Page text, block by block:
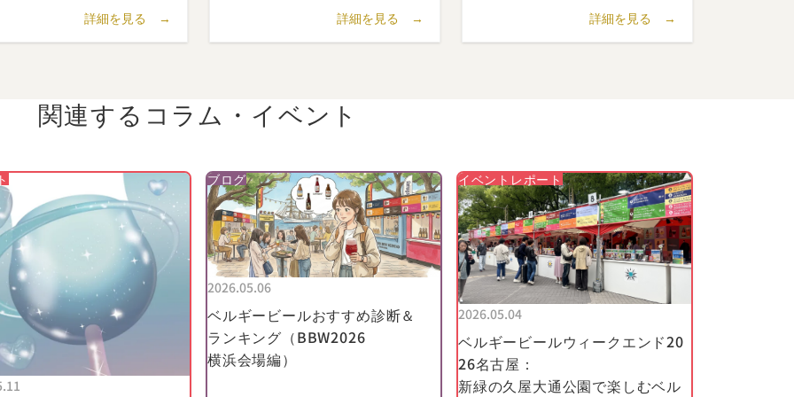
イセンスに基づいて醸造してもらいました。
ョンの後も残っていたビールの木箱は、興味を持った村人や知人に販
ケースの一部は、ビール協会ジトスに寄付されました。
されたジトス・ビールフェスティバルへの招待を受けました。
らのビールは消費者の心を掴み、ヴィカリス・トリプルが消費者トロ
受賞しました。2007年、同じフェスティバルでヴィカルダンが1位、
ヴィカリス・トリプルが2位を獲得しました。
このビールはズヴェーヴェゲムの「ゴールデングラス」も受賞しまし
こうした評価と受賞が、この事業のきっかけとなったのです。
、未来への礎となる新たな歴史が刻まれました。デンデルモンデの
に土地を購入しました。この土地を一流の醸造所へと変貌させるた
の汗水流した努力と努力を重ね、2011年2月、新しい設備で最初の
詳細を見る → 詳細を見る → 詳細を見る →
関連するコラム・ イベント
ブログ
2026.05.06
ベルギービールおすすめ診断＆
ランキング（BBW2026
横浜会場編）
イベントレポート
2026.05.04
ベルギービールウィークエンド20
26名古屋：
新緑の久屋大通公園で楽しむベル